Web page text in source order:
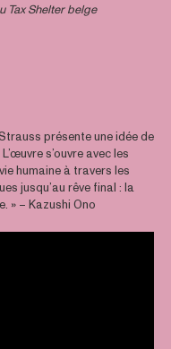
Tax Shelter belge
présente une idée de
s’ouvre avec les
humaine à travers les
jusqu’au rêve final : la
» – Kazushi Ono